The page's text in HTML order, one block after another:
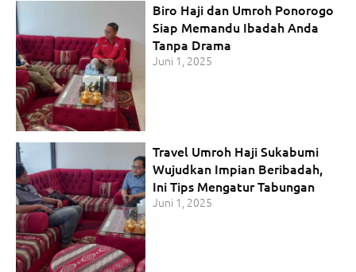
Biro Haji dan Umroh Ponorogo
Siap Memandu Ibadah Anda
Tanpa Drama
Juni 1, 2025
Travel Umroh Haji Sukabumi
Wujudkan Impian Beribadah,
Ini Tips Mengatur Tabungan
Juni 1, 2025